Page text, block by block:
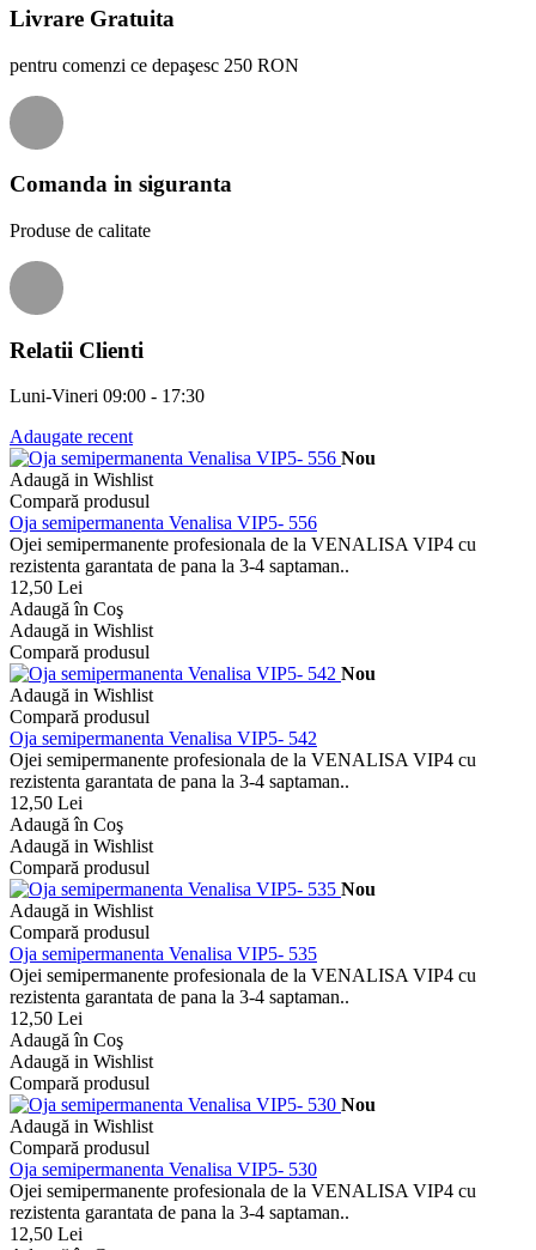
Livrare Gratuita
pentru comenzi ce depaşesc 250 RON
Comanda in siguranta
Produse de calitate
Relatii Clienti
Luni-Vineri 09:00 - 17:30
Adaugate recent
Nou
Adaugă in Wishlist
Compară produsul
Oja semipermanenta Venalisa VIP5- 556
Ojei semipermanente profesionala de la VENALISA VIP4 cu
rezistenta garantata de pana la 3-4 saptaman..
12,50 Lei
Adaugă în Coş
Adaugă in Wishlist
Compară produsul
Nou
Adaugă in Wishlist
Compară produsul
Oja semipermanenta Venalisa VIP5- 542
Ojei semipermanente profesionala de la VENALISA VIP4 cu
rezistenta garantata de pana la 3-4 saptaman..
12,50 Lei
Adaugă în Coş
Adaugă in Wishlist
Compară produsul
Nou
Adaugă in Wishlist
Compară produsul
Oja semipermanenta Venalisa VIP5- 535
Ojei semipermanente profesionala de la VENALISA VIP4 cu
rezistenta garantata de pana la 3-4 saptaman..
12,50 Lei
Adaugă în Coş
Adaugă in Wishlist
Compară produsul
Nou
Adaugă in Wishlist
Compară produsul
Oja semipermanenta Venalisa VIP5- 530
Ojei semipermanente profesionala de la VENALISA VIP4 cu
rezistenta garantata de pana la 3-4 saptaman..
12,50 Lei